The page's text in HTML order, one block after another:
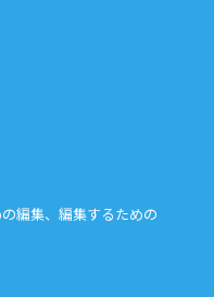
編集、編集するための